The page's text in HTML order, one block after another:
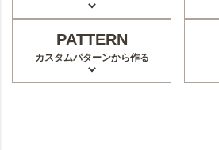
PATTERN
カスタムパターンから作る